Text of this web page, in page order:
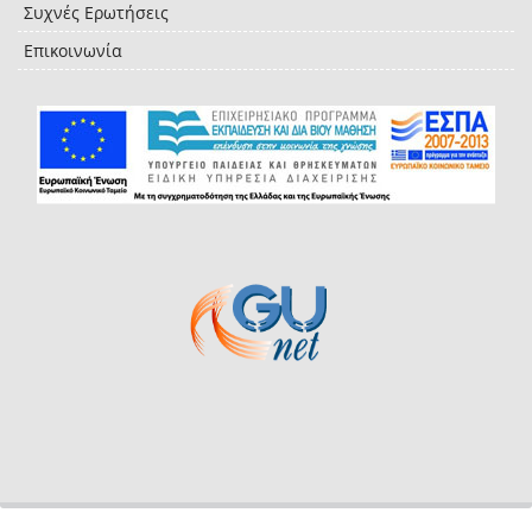
Συχνές Ερωτήσεις
Επικοινωνία